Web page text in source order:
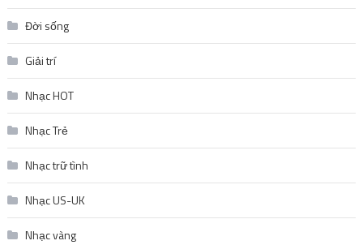
Đời sống
Giải trí
Nhạc HOT
Nhạc Trẻ
Nhạc trữ tình
Nhạc US-UK
Nhạc vàng